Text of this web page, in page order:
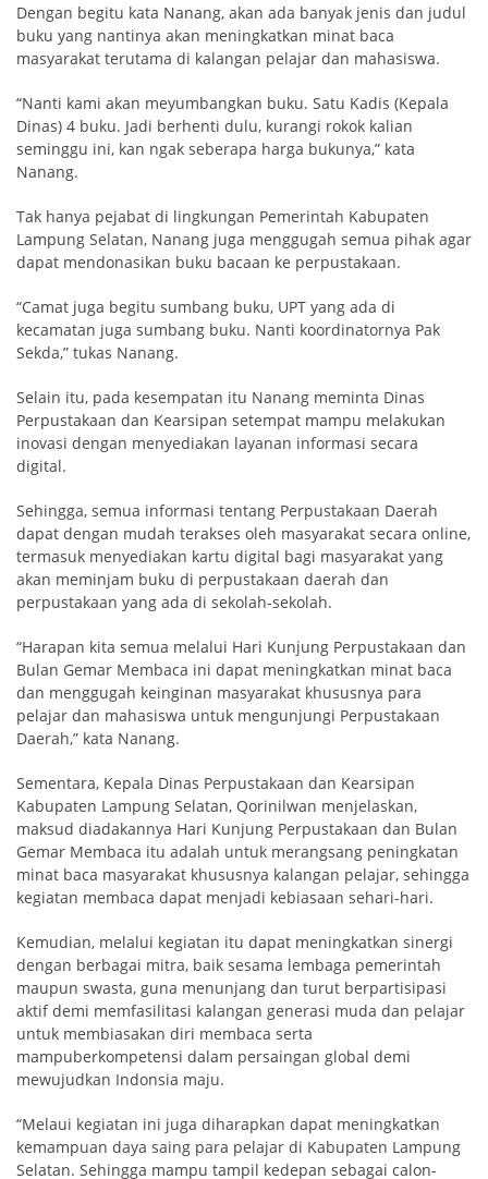
Dengan begitu kata Nanang, akan ada banyak jenis dan judul
buku yang nantinya akan meningkatkan minat baca
masyarakat terutama di kalangan pelajar dan mahasiswa.
“Nanti kami akan meyumbangkan buku. Satu Kadis (Kepala
Dinas) 4 buku. Jadi berhenti dulu, kurangi rokok kalian
seminggu ini, kan ngak seberapa harga bukunya,” kata
Nanang.
Tak hanya pejabat di lingkungan Pemerintah Kabupaten
Lampung Selatan, Nanang juga menggugah semua pihak agar
dapat mendonasikan buku bacaan ke perpustakaan.
“Camat juga begitu sumbang buku, UPT yang ada di
kecamatan juga sumbang buku. Nanti koordinatornya Pak
Sekda,” tukas Nanang.
Selain itu, pada kesempatan itu Nanang meminta Dinas
Perpustakaan dan Kearsipan setempat mampu melakukan
inovasi dengan menyediakan layanan informasi secara
digital.
Sehingga, semua informasi tentang Perpustakaan Daerah
dapat dengan mudah terakses oleh masyarakat secara online,
termasuk menyediakan kartu digital bagi masyarakat yang
akan meminjam buku di perpustakaan daerah dan
perpustakaan yang ada di sekolah-sekolah.
“Harapan kita semua melalui Hari Kunjung Perpustakaan dan
Bulan Gemar Membaca ini dapat meningkatkan minat baca
dan menggugah keinginan masyarakat khususnya para
pelajar dan mahasiswa untuk mengunjungi Perpustakaan
Daerah,” kata Nanang.
Sementara, Kepala Dinas Perpustakaan dan Kearsipan
Kabupaten Lampung Selatan, Qorinilwan menjelaskan,
maksud diadakannya Hari Kunjung Perpustakaan dan Bulan
Gemar Membaca itu adalah untuk merangsang peningkatan
minat baca masyarakat khususnya kalangan pelajar, sehingga
kegiatan membaca dapat menjadi kebiasaan sehari-hari.
Kemudian, melalui kegiatan itu dapat meningkatkan sinergi
dengan berbagai mitra, baik sesama lembaga pemerintah
maupun swasta, guna menunjang dan turut berpartisipasi
aktif demi memfasilitasi kalangan generasi muda dan pelajar
untuk membiasakan diri membaca serta
mampuberkompetensi dalam persaingan global demi
mewujudkan Indonsia maju.
“Melaui kegiatan ini juga diharapkan dapat meningkatkan
kemampuan daya saing para pelajar di Kabupaten Lampung
Selatan. Sehingga mampu tampil kedepan sebagai calon-